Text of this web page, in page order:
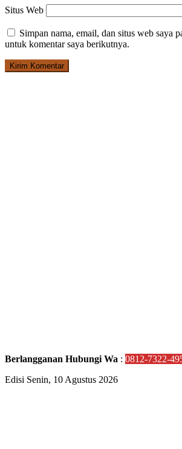
Situs Web
Simpan nama, email, dan situs web saya
untuk komentar saya berikutnya.
Berlangganan Hubungi Wa : 0812-7322-
Edisi Senin, 10 Agustus 2026